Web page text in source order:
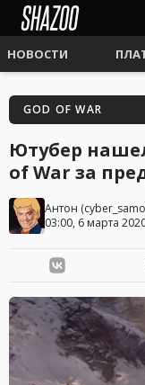
НОВОСТИ
GOD OF WAR
Ютубер
of War за
Антон (
03:00, 6 марта